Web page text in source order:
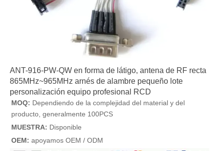
ANT-916-PW-QW en forma de látigo, antena de RF recta
865MHz~965MHz arnés de alambre pequeño lote
personalización equipo profesional RCD
MOQ: Dependiendo de la complejidad del material y del
producto, generalmente 100PCS
MUESTRA: Disponible
OEM: apoyamos OEM / ODM